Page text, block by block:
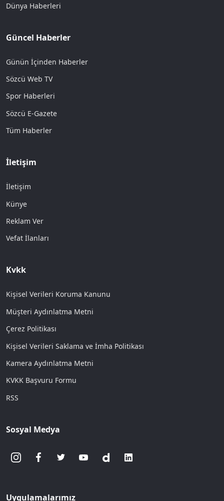
Dünya Haberleri
Güncel Haberler
Günün İçinden Haberler
Sözcü Web TV
Spor Haberleri
Sözcü E-Gazete
Tüm Haberler
İletişim
İletişim
Künye
Reklam Ver
Vefat İlanları
Kvkk
Kişisel Verileri Koruma Kanunu
Müşteri Aydınlatma Metni
Çerez Politikası
Kişisel Verileri Saklama ve İmha Politikası
Kamera Aydınlatma Metni
KVKK Başvuru Formu
RSS
Sosyal Medya
Uygulamalarımız